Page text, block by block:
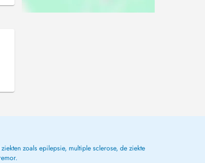
zoals epilepsie, multiple sclerose, de ziekte